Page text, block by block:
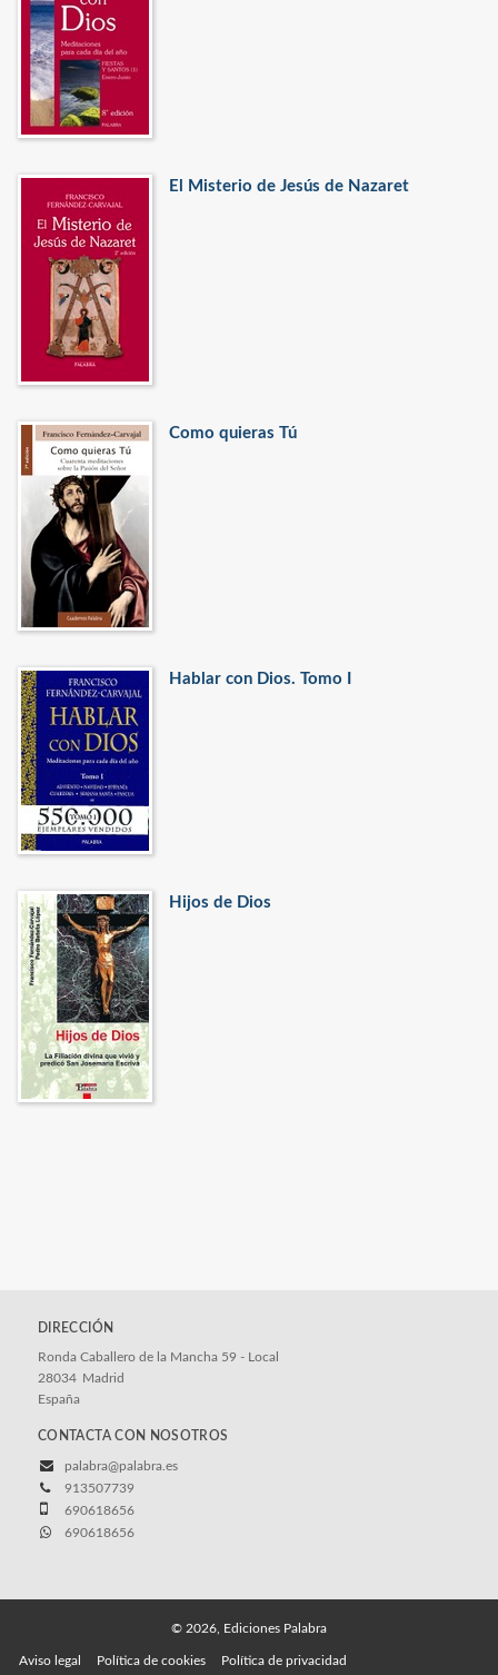
El Misterio de Jesús de Nazaret
Como quieras Tú
Hablar con Dios. Tomo I
Hijos de Dios
DIRECCIÓN
Ronda Caballero de la Mancha 59 - Local
28034 Madrid
España
CONTACTA CON NOSOTROS
palabra@palabra.es
913507739
690618656
690618656
© 2026, Ediciones Palabra
Aviso legal Política de cookies Política de privacidad